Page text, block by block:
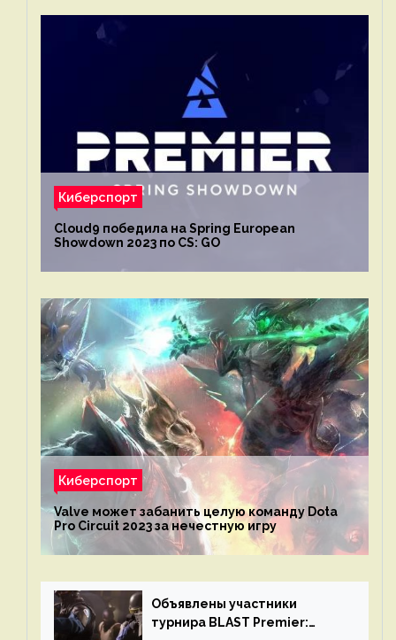
Киберспорт
Cloud9 победила на Spring European
Showdown 2023 по CS: GO
Киберспорт
Valve может забанить целую команду Dota
Pro Circuit 2023 за нечестную игру
Объявлены участники
турнира BLAST Premier: